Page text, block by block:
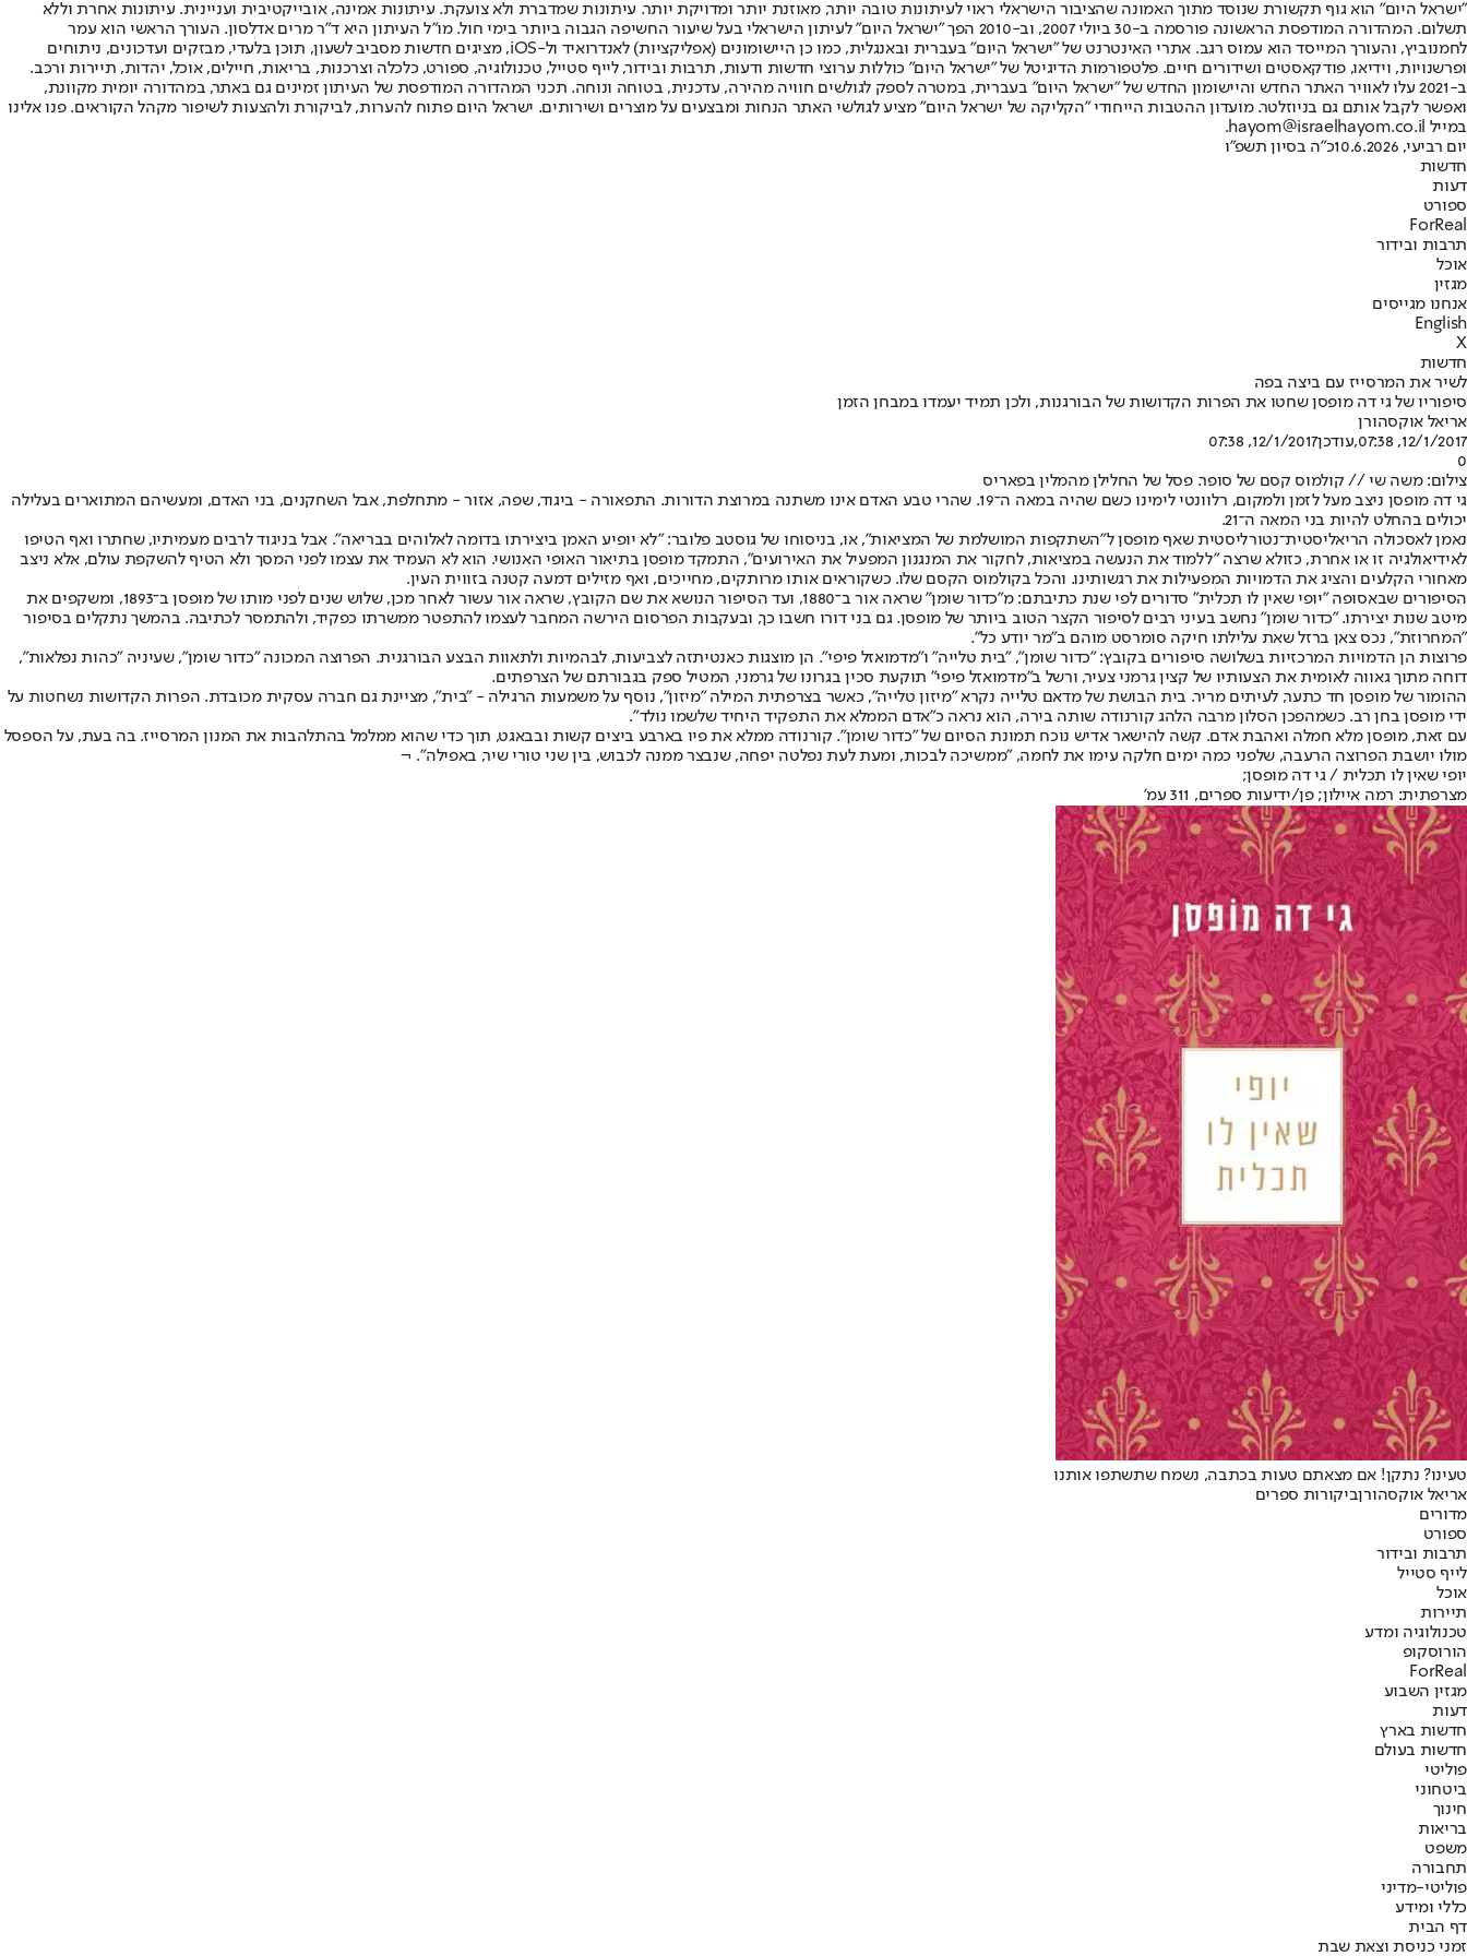
"ישראל היום" הוא גוף תקשורת שנוסד מתוך האמונה שהציבור הישראלי ראוי לעיתונות טובה יותר, מאוזנת יותר ומדויקת יותר. עיתונות שמדברת ולא צועקת. עיתונות אמינה, אובייקטיבית ועניינית. עיתונות אחרת וללא
תשלום. המהדורה המודפסת הראשונה פורסמה ב-30 ביולי 2007, וב-2010 הפך "ישראל היום" לעיתון הישראלי בעל שיעור החשיפה הגבוה ביותר בימי חול. מו"ל העיתון היא ד"ר מרים אדלסון. העורך הראשי הוא עמר
לחמנוביץ, והעורך המייסד הוא עמוס רגב. אתרי האינטרנט של "ישראל היום" בעברית ובאנגלית, כמו כן היישומונים (אפליקציות) לאנדרואיד ול-iOS, מציגים חדשות מסביב לשעון, תוכן בלעדי, מבזקים ועדכונים, ניתוחים
ופרשנויות, וידיאו, פודקאסטים ושידורים חיים. פלטפורמות הדיגיטל של "ישראל היום" כוללות ערוצי חדשות ודעות, תרבות ובידור, לייף סטייל, טכנולוגיה, ספורט, כלכלה וצרכנות, בריאות, חיילים, אוכל, יהדות, תיירות ורכב.
ב-2021 עלו לאוויר האתר החדש והיישומון החדש של "ישראל היום" בעברית, במטרה לספק לגולשים חוויה מהירה, עדכנית, בטוחה ונוחה. תכני המהדורה המודפסת של העיתון זמינים גם באתר, במהדורה יומית מקוונת,
ואפשר לקבל אותם גם בניוזלטר. מועדון ההטבות הייחודי "הקליקה של ישראל היום" מציע לגולשי האתר הנחות ומבצעים על מוצרים ושירותים. ישראל היום פתוח להערות, לביקורת ולהצעות לשיפור מקהל הקוראים. פנו אלינו
במייל hayom@israelhayom.co.il.
יום רביעי, 10.6.2026
כ"ה בסיון תשפ"ו
חדשות
דעות
ספורט
ForReal
תרבות ובידור
אוכל
מגזין
אנחנו מגייסים
English
X
חדשות
לשיר את המרסייז עם ביצה בפה
סיפוריו של גי דה מופסן שחטו את הפרות הקדושות של הבורגנות, ולכן תמיד יעמדו במבחן הזמן
אריאל אוקסהורן
12/1/2017, 07:38
,עודכן12/1/2017, 07:38
0
צילום: משה שי // קולמוס קסם של סופר. פסל של החלילן מהמלין בפאריס
גי דה מופסן ניצב מעל לזמן ולמקום, רלוונטי לימינו כשם שהיה במאה ה־19. שהרי טבע האדם אינו משתנה במרוצת הדורות. התפאורה - ביגוד, שפה, אזור - מתחלפת, אבל השחקנים, בני האדם, ומעשיהם המתוארים בעלילה
יכולים בהחלט להיות בני המאה ה־21.
נאמן לאסכולה הריאליסטית־נטורליסטית שאף מופסן ל"השתקפות המושלמת של המציאות", או, בניסוחו של גוסטב פלובר: "לא יופיע האמן ביצירתו בדומה לאלוהים בבריאה". אבל בניגוד לרבים מעמיתיו, שחתרו ואף הטיפו
לאידיאולגיה זו או אחרת, כזולא שרצה "ללמוד את הנעשה במציאות, לחקור את המנגנון המפעיל את האירועים", התמקד מופסן בתיאור האופי האנושי. הוא לא העמיד את עצמו לפני המסך ולא הטיף להשקפת עולם, אלא ניצב
מאחורי הקלעים והציג את הדמויות המפעילות את רגשותינו. והכל בקולמוס הקסם שלו. כשקוראים אותו מרותקים, מחייכים, ואף מזילים דמעה קטנה בזווית העין.
הסיפורים שבאסופה "יופי שאין לו תכלית" סדורים לפי שנת כתיבתם: מ"כדור שומן" שראה אור ב־1880, ועד הסיפור הנושא את שם הקובץ, שראה אור עשור לאחר מכן, שלוש שנים לפני מותו של מופסן ב־1893, ומשקפים את
מיטב שנות יצירתו. "כדור שומן" נחשב בעיני רבים לסיפור הקצר הטוב ביותר של מופסן. גם בני דורו חשבו כך, ובעקבות הפרסום הירשה המחבר לעצמו להתפטר ממשרתו כפקיד, ולהתמסר לכתיבה. בהמשך נתקלים בסיפור
"המחרוזת", נכס צאן ברזל שאת עלילתו חיקה סומרסט מוהם ב"מר יודע כל".
פרוצות הן הדמויות המרכזיות בשלושה סיפורים בקובץ: "כדור שומן", "בית טלייה" ו"מדמואזל פיפי". הן מוצגות כאנטיתזה לצביעות, לבהמיות ולתאוות הבצע הבורגנית. הפרוצה המכונה "כדור שומן", שעיניה "כהות נפלאות",
דוחה מתוך גאווה לאומית את הצעותיו של קצין גרמני צעיר, ורשל ב"מדמואזל פיפי" תוקעת סכין בגרונו של גרמני, המטיל ספק בגבורתם של הצרפתים.
ההומור של מופסן חד כתער, לעיתים מריר. בית הבושת של מדאם טלייה נקרא "מיזון טלייה", כאשר בצרפתית המילה "מיזון", נוסף על משמעות הרגילה - "בית", מציינת גם חברה עסקית מכובדת. הפרות הקדושות נשחטות על
ידי מופסן בחן רב. כשמהפכן הסלון מרבה הלהג קורנודה שותה בירה, הוא נראה כ"אדם הממלא את התפקיד היחיד שלשמו נולד".
עם זאת, מופסן מלא חמלה ואהבת אדם. קשה להישאר אדיש נוכח תמונת הסיום של "כדור שומן". קורנודה ממלא את פיו בארבע ביצים קשות ובבאגט, תוך כדי שהוא ממלמל בהתלהבות את המנון המרסייז. בה בעת, על הספסל
מולו יושבת הפרוצה הרעבה, שלפני כמה ימים חלקה עימו את לחמה, "ממשיכה לבכות, ומעת לעת נפלטה יפחה, שנבצר ממנה לכבוש, בין שני טורי שיר, באפילה". ¬
יופי שאין לו תכלית / גי דה מופסן;
מצרפתית: רמה איילון; פן/ידיעות ספרים, 311 עמ'
טעינו? נתקן! אם מצאתם טעות בכתבה, נשמח שתשתפו אותנו
אריאל אוקסהורןביקורות ספרים
מדורים
ספורט
תרבות ובידור
לייף סטייל
אוכל
תיירות
טכנולוגיה ומדע
הורוסקופ
ForReal
מגזין השבוע
דעות
חדשות בארץ
חדשות בעולם
פוליטי
ביטחוני
חינוך
בריאות
משפט
תחבורה
פוליטי-מדיני
כללי ומידע
דף הבית
זמני כניסת וצאת שבת